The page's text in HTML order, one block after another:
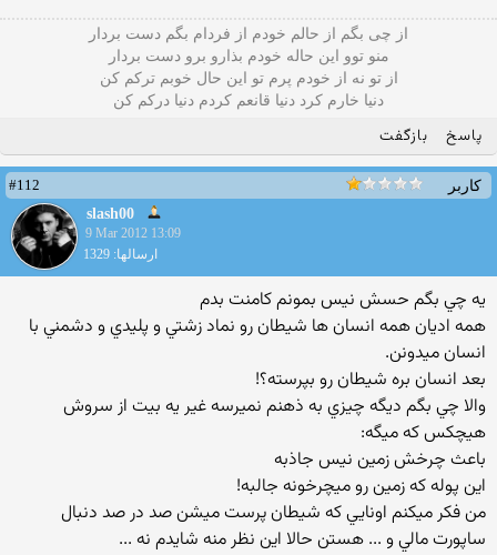
از چی بگم از حالم خودم از فردام بگم دست بردار
منو توو این حاله خودم بذارو برو دست بردار
از تو نه از خودم پرم تو این حال خوبم ترکم کن
دنیا خارم کرد دنیا قانعم کردم دنیا درکم کن
پاسخ بازگفت
کاربر
#112
slash00
9 Mar 2012 13:09
ارسالها: 1329
يه چي بگم حسش نيس بمونم كامنت بدم
همه اديان همه انسان ها شيطان رو نماد زشتي و پليدي و دشمني با
انسان ميدونن.
بعد انسان بره شيطان رو بپرسته؟!
والا چي بگم ديگه چيزي به ذهنم نميرسه غير يه بيت از سروش
هيچكس كه ميگه:
باعث چرخش زمين نيس جاذبه
اين پوله كه زمين رو ميچرخونه جالبه!
من فكر ميكنم اونايي كه شيطان پرست ميشن صد در صد دنبال
ساپورت مالي و ... هستن حالا اين نظر منه شايدم نه ...